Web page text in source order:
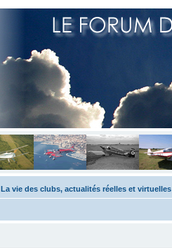
La vie des clubs, actualités réelles et virtuelles